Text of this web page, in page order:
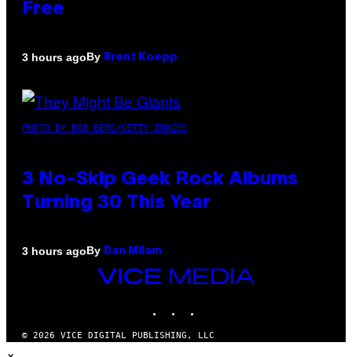
Free
3 hours agoBy Brent Koepp
PHOTO BY BOB BERG/GETTY IMAGES
3 No-Skip Geek Rock Albums
Turning 30 This Year
3 hours agoBy Dan Milam
VICE
© 2026 VICE DIGITAL PUBLISHING, LLC